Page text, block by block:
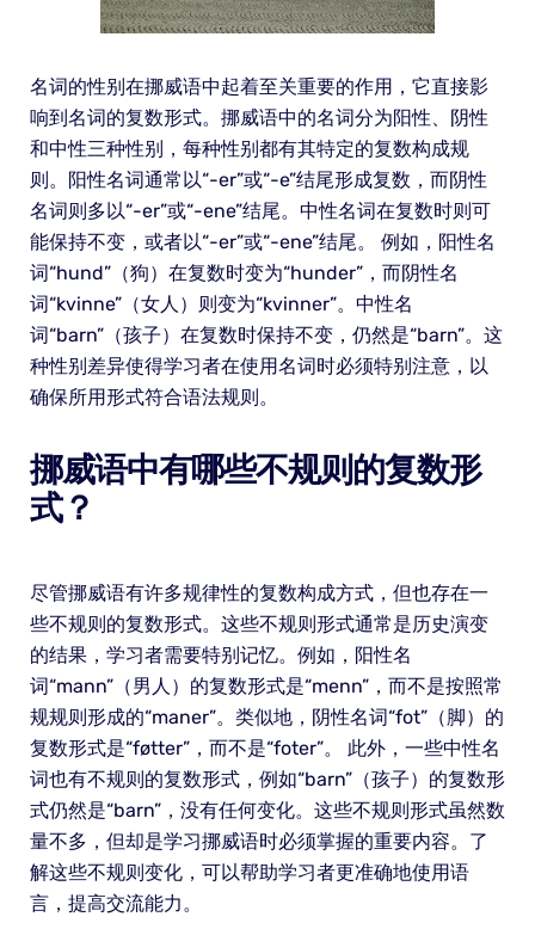
名词的性别在挪威语中起着至关重要的作用，它直接影
响到名词的复数形式。挪威语中的名词分为阳性、阴性
和中性三种性别，每种性别都有其特定的复数构成规
则。阳性名词通常以“-er”或“-e”结尾形成复数，而阴性
名词则多以“-er”或“-ene”结尾。中性名词在复数时则可
能保持不变，或者以“-er”或“-ene”结尾。 例如，阳性名
词“hund”（狗）在复数时变为“hunder”，而阴性名
词“kvinne”（女人）则变为“kvinner”。中性名
词“barn”（孩子）在复数时保持不变，仍然是“barn”。这
种性别差异使得学习者在使用名词时必须特别注意，以
确保所用形式符合语法规则。
挪威语中有哪些不规则的复数形
式？
尽管挪威语有许多规律性的复数构成方式，但也存在一
些不规则的复数形式。这些不规则形式通常是历史演变
的结果，学习者需要特别记忆。例如，阳性名
词“mann”（男人）的复数形式是“menn”，而不是按照常
规规则形成的“maner”。类似地，阴性名词“fot”（脚）的
复数形式是“føtter”，而不是“foter”。 此外，一些中性名
词也有不规则的复数形式，例如“barn”（孩子）的复数形
式仍然是“barn”，没有任何变化。这些不规则形式虽然数
量不多，但却是学习挪威语时必须掌握的重要内容。了
解这些不规则变化，可以帮助学习者更准确地使用语
言，提高交流能力。